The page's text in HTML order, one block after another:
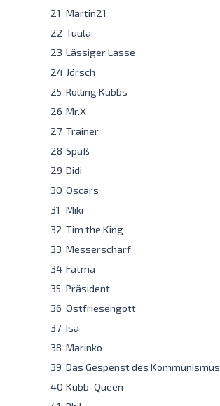
21 Martin21
22 Tuula
23 Lässiger Lasse
24 Jörsch
25 Rolling Kubbs
26 Mr.X
27 Trainer
28 Spaß
29 Didi
30 Oscars
31 Miki
32 Tim the King
33 Messerscharf
34 Fatma
35 Präsident
36 Ostfriesengott
37 Isa
38 Marinko
39 Das Gespenst des Kommunismus
40 Kubb-Queen